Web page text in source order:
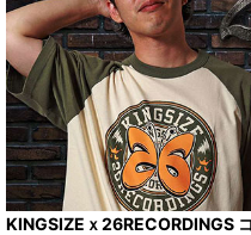
KINGSIZEｘ26RECORDINGS